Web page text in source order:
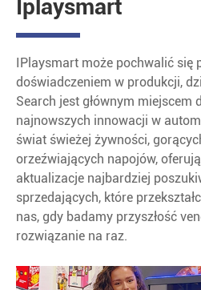
Iplaysmart
IPlaysmart może pochwalić się
doświadczeniem w produkcji,
Search jest głównym miejscem
najnowszych innowacji w
świat świeżej żywności,
orzeźwiających napojów,
aktualizacje najbardziej
sprzedających, które
nas, gdy badamy przyszłość
rozwiązanie na raz.